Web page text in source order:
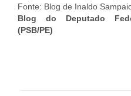
Fonte: Blog de Inaldo
Blog do Deputado
(PSB/PE)